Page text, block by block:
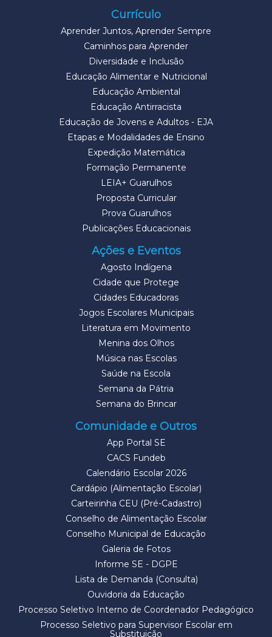
Currículo
Aprender Juntos, Aprender Sempre
Caminhos para Aprender
Diversidade e Inclusão
Educação Alimentar e Nutricional
Educação Ambiental
Educação Antirracista
Educação de Jovens e Adultos - EJA
Etapas e Modalidades de Ensino
Expedição Matemática
Formação Permanente
LEIA+ Guarulhos
Proposta Curricular
Prova Guarulhos
Publicações Educacionais
Ações e Eventos
Agosto Indígena
Cidade que Protege
Cidades Educadoras
Jogos Escolares Municipais
Literatura em Movimento
Menina dos Olhos
Música nas Escolas
Saúde na Escola
Semana da Pátria
Semana do Brincar
Comunidade e Outros
App Portal SE
CACS Fundeb
Calendário Escolar 2026
Cardápio (Alimentação Escolar)
Carteirinha CEU (Pré-Cadastro)
Conselho de Alimentação Escolar
Conselho Municipal de Educação
Galeria de Fotos
Informe SE - DGPE
Lista de Demanda (Consulta)
Ouvidoria da Educação
Processo Seletivo Interno de Coordenador Pedagógico
Processo Seletivo para Supervisor Escolar em
Substituição